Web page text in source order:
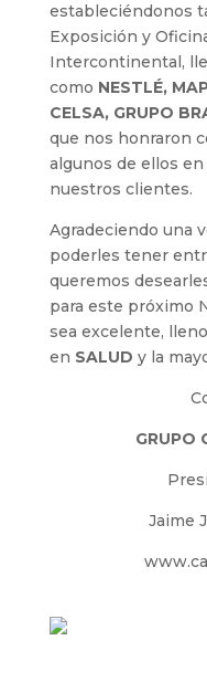
estableciéndonos
Exposición y
Intercontinental,
como NESTLÉ,
CELSA, GRUPO
que nos honraron
algunos de ellos
nuestros clientes.
Agradeciendo una
poderles tener
queremos
para este próximo
sea excelente,
en SALUD y la
GRUPO
Jaime